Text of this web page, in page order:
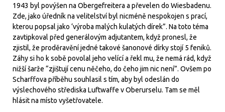
1943 byl povýšen na Obergefreitera a převelen do Wiesbadenu.
Zde, jako úředník na velitelství byl nicméně nespokojen s prací,
kterou popsal jako ‘výroba malých kulatých dírek”. Na toto téma
zavtipkoval před generálovým adjutantem, když pronesl, že
zjistil, že proděravění jedné takové šanonové dírky stojí 5 feniků.
Záhy si ho k sobě povolal jeho velící a řekl mu, že nemá rád, když
nižší šarže “zjištují cenu něčeho, do čeho jim nic není”. Ovšem po
Scharffova příběhu souhlasil s tím, aby byl odeslán do
výslechového střediska Luftwaffe v Oberurselu. Tam se měl
hlásit na místo vyšetřovatele.